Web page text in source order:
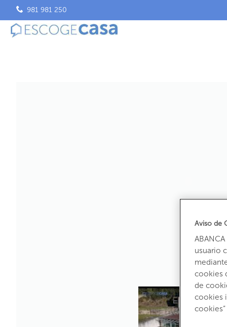
981 981 250
Aviso de
usuario
cookies
de
cookies
cookies”